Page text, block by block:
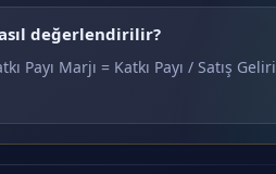
değerlendirilir?
Payı Marjı = Katkı Payı / Satış Geliri